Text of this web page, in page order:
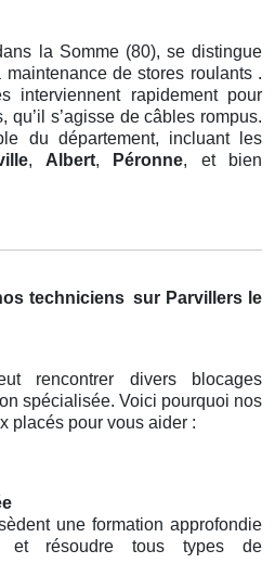
la Somme (80), se distingue
de stores roulants .
interviennent rapidement pour
qu’il s’agisse de câbles rompus.
du département, incluant les
, Albert, Péronne, et bien
techniciens sur Parvillers le
rencontrer divers blocages
spécialisée. Voici pourquoi nos
placés pour vous aider :
une formation approfondie
et résoudre tous types de